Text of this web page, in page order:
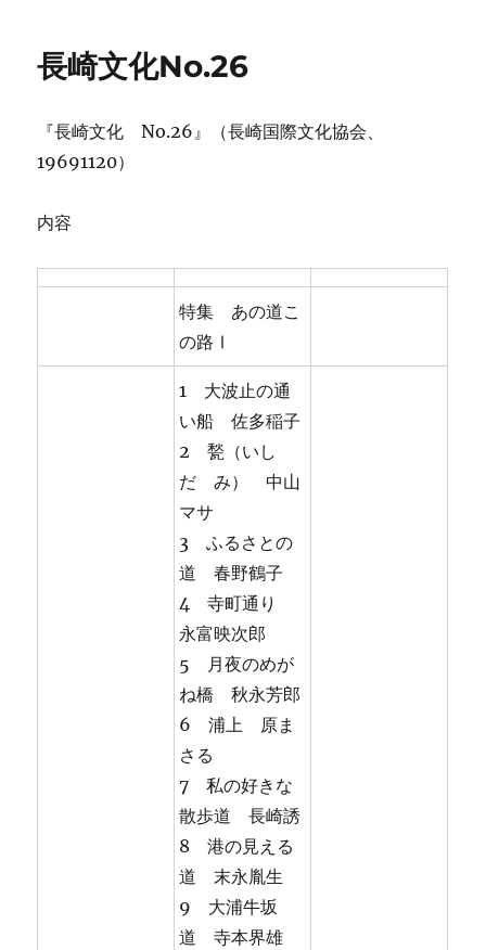
ー
長崎文化No.26
『長崎文化 No.26』（長崎国際文化協会、
19691120）
内容
特集 あの道こ
の路Ⅰ
1 大波止の通
い船 佐多稲子
2 甃（いし
だゝみ） 中山
マサ
3 ふるさとの
道 春野鶴子
4 寺町通り
永富映次郎
5 月夜のめが
ね橋 秋永芳郎
6 浦上 原ま
さる
7 私の好きな
散歩道 長崎誘
8 港の見える
道 末永胤生
9 大浦牛坂
道 寺本界雄